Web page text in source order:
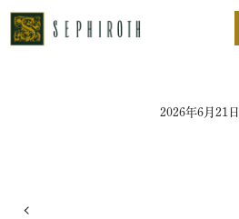
ホーム
2026年6月21日